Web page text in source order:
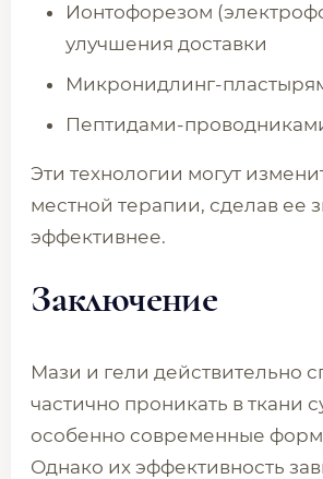
Ионтофорезом
улучшения доставки
Микронидлинг-
Пептидами-
Эти технологии могут
местной терапии, сделав ее
эффективнее.
Заключение
Мази и гели действительно
частично проникать в ткани
особенно современные
Однако их эффективность